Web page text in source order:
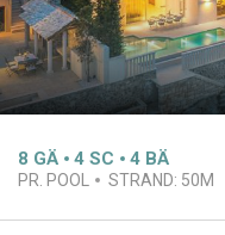
8 GÄ 4 SC 4 BÄ
PR. POOL STRAND: 50M